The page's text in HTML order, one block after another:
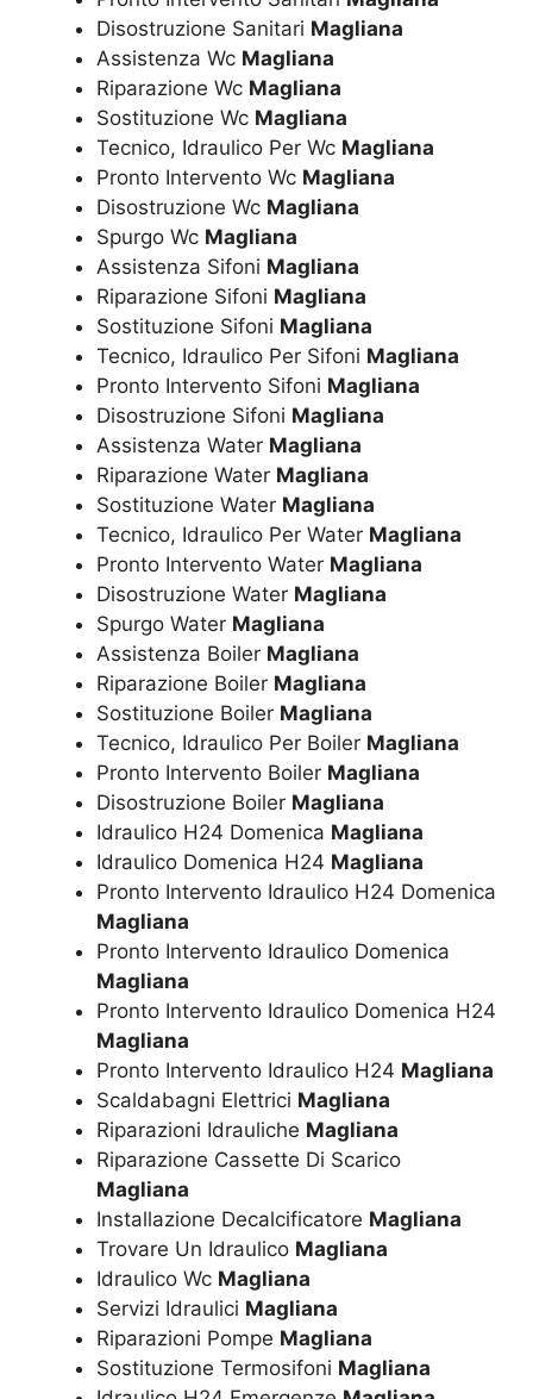
Disostruzione Sanitari Magliana
Assistenza Wc Magliana
Riparazione Wc Magliana
Sostituzione Wc Magliana
Tecnico, Idraulico Per Wc Magliana
Pronto Intervento Wc Magliana
Disostruzione Wc Magliana
Spurgo Wc Magliana
Assistenza Sifoni Magliana
Riparazione Sifoni Magliana
Sostituzione Sifoni Magliana
Tecnico, Idraulico Per Sifoni Magliana
Pronto Intervento Sifoni Magliana
Disostruzione Sifoni Magliana
Assistenza Water Magliana
Riparazione Water Magliana
Sostituzione Water Magliana
Tecnico, Idraulico Per Water Magliana
Pronto Intervento Water Magliana
Disostruzione Water Magliana
Spurgo Water Magliana
Assistenza Boiler Magliana
Riparazione Boiler Magliana
Sostituzione Boiler Magliana
Tecnico, Idraulico Per Boiler Magliana
Pronto Intervento Boiler Magliana
Disostruzione Boiler Magliana
Idraulico H24 Domenica Magliana
Idraulico Domenica H24 Magliana
Pronto Intervento Idraulico H24 Domenica
Magliana
Pronto Intervento Idraulico Domenica
Magliana
Pronto Intervento Idraulico Domenica H24
Magliana
Pronto Intervento Idraulico H24 Magliana
Scaldabagni Elettrici Magliana
Riparazioni Idrauliche Magliana
Riparazione Cassette Di Scarico
Magliana
Installazione Decalcificatore Magliana
Trovare Un Idraulico Magliana
Idraulico Wc Magliana
Servizi Idraulici Magliana
Riparazioni Pompe Magliana
Sostituzione Termosifoni Magliana